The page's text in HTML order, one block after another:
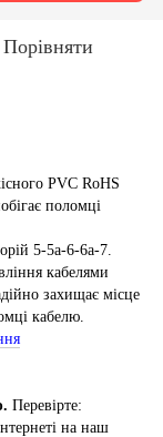
Порівняти
PVC RoHS
поломці
5-5a-6-6a-7.
кабелями
захищає місце
кабелю.
Перевірте:
на наш